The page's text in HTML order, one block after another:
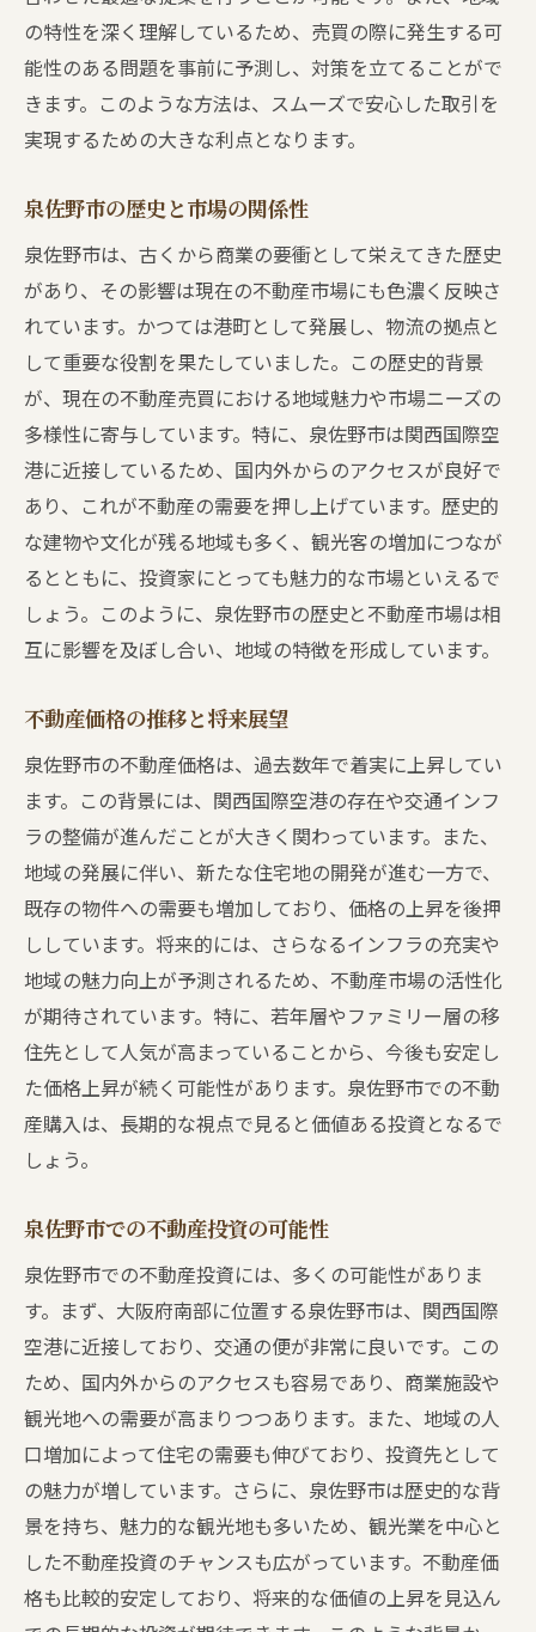
法的なトラブルを避けるための注意点
不動産業者選びで失敗しないためのヒント
取引の流れを理解するための基本知識
物件選びの秘訣とは？泉佐野市不動産市場の最
最新の不動産市場動向
評価の高い物件の見つけ方
泉佐野市で人気のエリア紹介
物件選びで考慮すべきライフスタイル
未来の価値を見据えた選択肢
賢い物件選びのためのリサーチ方法
不動産売買のプロセスをスムーズに進めるため
のポイント
効率的なコミュニケーションの取り方
タイムラインを把握するための計画の立て
方
プロフェッショナルの意見を取り入れる
トラブルを未然に防ぐための予防策
地元の不動産市場の把握が成功の鍵
泉佐野市での不動産売買における注意点とトラ
ブル回避術
法的な合意事項に関する基本知識
契約書の確認で見逃してはいけない点
過去のトラブル事例とその解決策
専門家に頼るべき場面
地域特有の法律と規制の理解
買い手と売り手の双方にとっての注意点
不動産売買契約のサイン前に押さえるべき基本
事項
契約の基本構造と重要箇所
ト
契約内容を理解するために必要なステップ
法的アドバイザーの役割と選び方
契約前に交渉すべき条件
契約解除の条件とその影響
安心して物件購入するための泉佐野市での実践
的アドバイス
購入後のサポート体制の確認
購入前に準備すべきこと
の特性を深く理解しているため、売買の際に発生する可
能性のある問題を事前に予測し、対策を立てることがで
きます。このような方法は、スムーズで安心した取引を
実現するための大きな利点となります。
泉佐野市の歴史と市場の関係性
泉佐野市は、古くから商業の要衝として栄えてきた歴史
があり、その影響は現在の不動産市場にも色濃く反映さ
れています。かつては港町として発展し、物流の拠点と
して重要な役割を果たしていました。この歴史的背景
が、現在の不動産売買における地域魅力や市場ニーズの
多様性に寄与しています。特に、泉佐野市は関西国際空
港に近接しているため、国内外からのアクセスが良好で
あり、これが不動産の需要を押し上げています。歴史的
な建物や文化が残る地域も多く、観光客の増加につなが
るとともに、投資家にとっても魅力的な市場といえるで
しょう。このように、泉佐野市の歴史と不動産市場は相
互に影響を及ぼし合い、地域の特徴を形成しています。
不動産価格の推移と将来展望
泉佐野市の不動産価格は、過去数年で着実に上昇してい
ます。この背景には、関西国際空港の存在や交通インフ
ラの整備が進んだことが大きく関わっています。また、
地域の発展に伴い、新たな住宅地の開発が進む一方で、
既存の物件への需要も増加しており、価格の上昇を後押
ししています。将来的には、さらなるインフラの充実や
地域の魅力向上が予測されるため、不動産市場の活性化
が期待されています。特に、若年層やファミリー層の移
住先として人気が高まっていることから、今後も安定し
た価格上昇が続く可能性があります。泉佐野市での不動
産購入は、長期的な視点で見ると価値ある投資となるで
しょう。
泉佐野市での不動産投資の可能性
泉佐野市での不動産投資には、多くの可能性がありま
す。まず、大阪府南部に位置する泉佐野市は、関西国際
空港に近接しており、交通の便が非常に良いです。この
ため、国内外からのアクセスも容易であり、商業施設や
観光地への需要が高まりつつあります。また、地域の人
口増加によって住宅の需要も伸びており、投資先として
の魅力が増しています。さらに、泉佐野市は歴史的な背
景を持ち、魅力的な観光地も多いため、観光業を中心と
した不動産投資のチャンスも広がっています。不動産価
格も比較的安定しており、将来的な価値の上昇を見込ん